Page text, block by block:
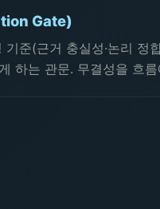
Gate)
준(근거 충실성·논리 정
하는 관문. 무결성을 흐